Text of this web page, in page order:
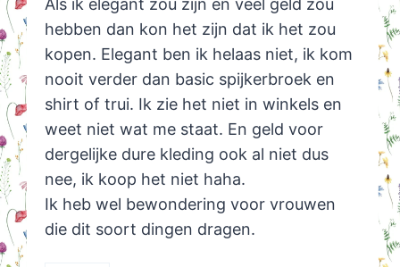
Als ik elegant zou zijn en veel geld zou
hebben dan kon het zijn dat ik het zou
kopen. Elegant ben ik helaas niet, ik kom
nooit verder dan basic spijkerbroek en
shirt of trui. Ik zie het niet in winkels en
weet niet wat me staat. En geld voor
dergelijke dure kleding ook al niet dus
nee, ik koop het niet haha.
Ik heb wel bewondering voor vrouwen
die dit soort dingen dragen.